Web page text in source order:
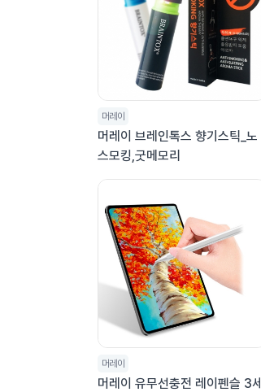
머레이
머레이 브레인톡스 향기스틱_노
스모킹,굿메모리
머레이
머레이 유무선충전 레이펜슬 3세